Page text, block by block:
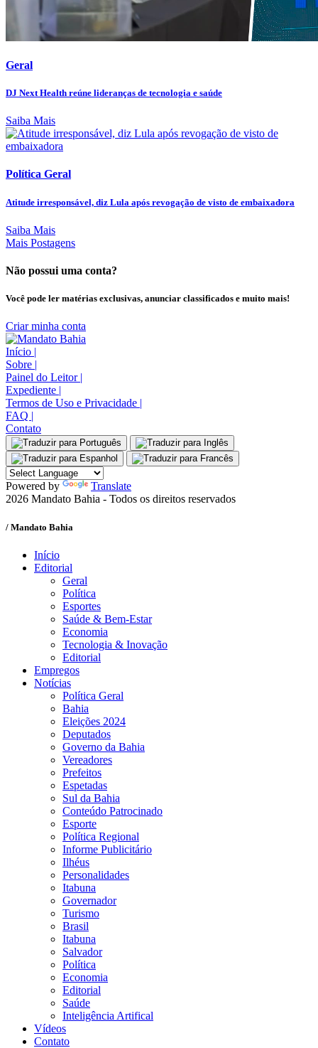
Geral
DJ Next Health reúne lideranças de tecnologia e saúde
Saiba Mais
Política Geral
Atitude irresponsável, diz Lula após revogação de visto de embaixadora
Saiba Mais
Mais Postagens
Não possui uma conta?
Você pode ler matérias exclusivas, anunciar classificados e muito mais!
Criar minha conta
Início |
Sobre |
Painel do Leitor |
Expediente |
Termos de Uso e Privacidade |
FAQ |
Contato
Powered by
Translate
2026 Mandato Bahia - Todos os direitos reservados
/ Mandato Bahia
Início
Editorial
Geral
Política
Esportes
Saúde & Bem-Estar
Economia
Tecnologia & Inovação
Editorial
Empregos
Notícias
Política Geral
Bahia
Eleições 2024
Deputados
Governo da Bahia
Vereadores
Prefeitos
Espetadas
Sul da Bahia
Conteúdo Patrocinado
Esporte
Política Regional
Informe Publicitário
Ilhéus
Personalidades
Itabuna
Governador
Turismo
Brasil
Itabuna
Salvador
Política
Economia
Editorial
Saúde
Inteligência Artifical
Vídeos
Contato